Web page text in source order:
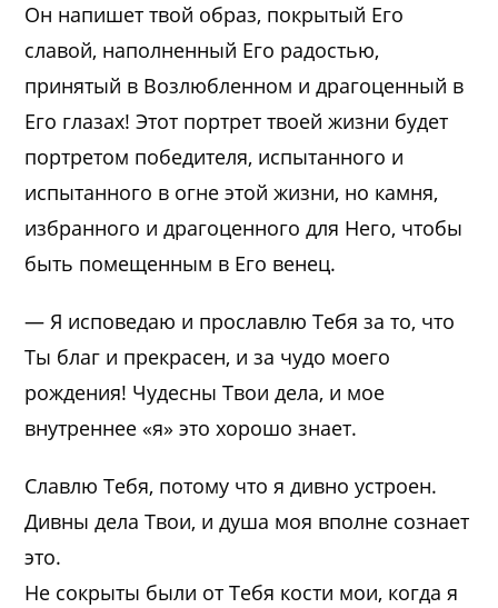
Он напишет твой образ, покрытый Его
славой, наполненный Его радостью,
принятый в Возлюбленном и драгоценный в
Его глазах! Этот портрет твоей жизни будет
портретом победителя, испытанного и
испытанного в огне этой жизни, но камня,
избранного и драгоценного для Него, чтобы
быть помещенным в Его венец.
— Я исповедаю и прославлю Тебя за то, что
Ты благ и прекрасен, и за чудо моего
рождения! Чудесны Твои дела, и мое
внутреннее «я» это хорошо знает.
Славлю Тебя, потому что я дивно устроен.
Дивны дела Твои, и душа моя вполне сознает
это.
Не сокрыты были от Тебя кости мои, когда я